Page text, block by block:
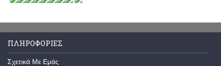
ΠΛΗΡΟΦΟΡΊΕΣ
Σχετικά Με Εμάς